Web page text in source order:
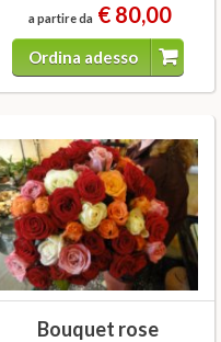
a partire da € 80,00
Ordina adesso
Bouquet rose